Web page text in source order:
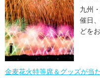
九州
催日
どを
金麦花火特等席＆グッズが当